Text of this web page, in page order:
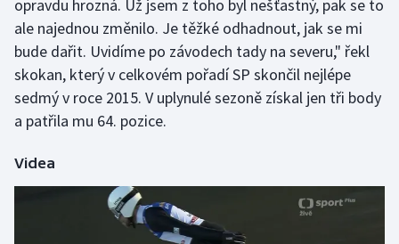
Moderní pětiboj
Motorsport
Olympijské hry
Plavání
opravdu hrozná. Už jsem z toho byl nešťastný, pak se to
ale najednou změnilo. Je těžké odhadnout, jak se mi
bude dařit. Uvidíme po závodech tady na severu," řekl
skokan, který v celkovém pořadí SP skončil nejlépe
sedmý v roce 2015. V uplynulé sezoně získal jen tři body
a patřila mu 64. pozice.
Videa